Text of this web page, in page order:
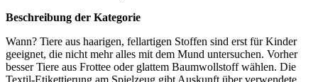
Beschreibung der Kategorie
Wann? Tiere aus haarigen, fellartigen Stoffen sind erst für Kinder
geeignet, die nicht mehr alles mit dem Mund untersuchen. Vorher
besser Tiere aus Frottee oder glattem Baumwollstoff wählen. Die
Textil-Etikettierung am Spielzeug gibt Auskunft über verwendete